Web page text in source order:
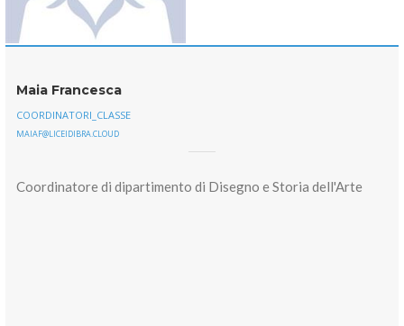
Maia Francesca
COORDINATORI_CLASSE
MAIAF@LICEIDIBRA.CLOUD
Coordinatore di dipartimento di Disegno e Storia dell'Arte